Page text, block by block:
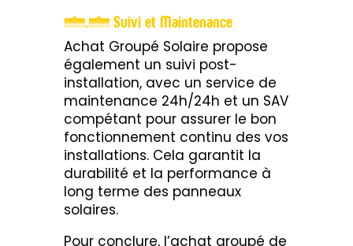
3.3 Suivi et Maintenance
Achat Groupé Solaire propose
également un suivi post-
installation, avec un service de
maintenance 24h/24h et un SAV
compétant pour assurer le bon
fonctionnement continu des vos
installations. Cela garantit la
durabilité et la performance à
long terme des panneaux
solaires.
Pour conclure, l’achat groupé de